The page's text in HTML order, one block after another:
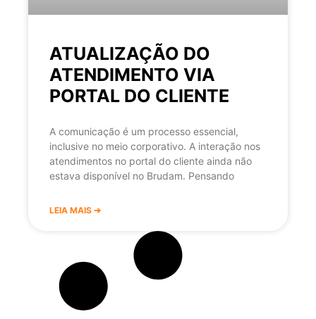
ATUALIZAÇÃO DO
ATENDIMENTO VIA
PORTAL DO CLIENTE
A comunicação é um processo essencial,
inclusive no meio corporativo. A interação nos
atendimentos no portal do cliente ainda não
estava disponível no Brudam. Pensando
LEIA MAIS ➔